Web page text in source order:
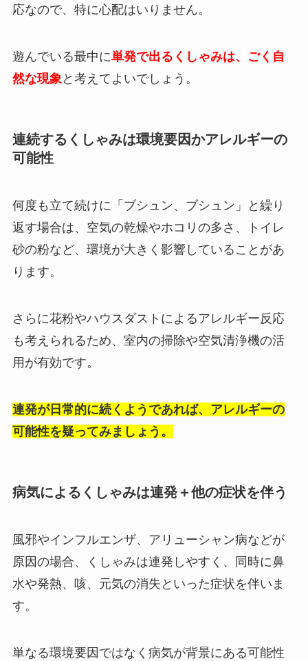
応なので、特に心配はいりません。
遊んでいる最中に単発で出るくしゃみは、ごく自
然な現象 と考えてよいでしょう。
連続するくしゃみは環境要因かアレルギーの
可能性
何度も立て続けに「ブシュン、ブシュン」と繰り
返す場合は、空気の乾燥やホコリの多さ、トイレ
砂の粉など、環境が大きく影響していることがあ
ります。
さらに花粉やハウスダストによるアレルギー反応
も考えられるため、室内の掃除や空気清浄機の活
用が有効です。
連発が日常的に続くようであれば、アレルギーの
可能性を疑ってみましょう。
病気によるくしゃみは連発＋他の症状を伴う
風邪やインフルエンザ、アリューシャン病などが
原因の場合、くしゃみは連発しやすく、同時に鼻
水や発熱、咳、元気の消失といった症状を伴いま
す。
単なる環境要因ではなく病気が背景にある可能性